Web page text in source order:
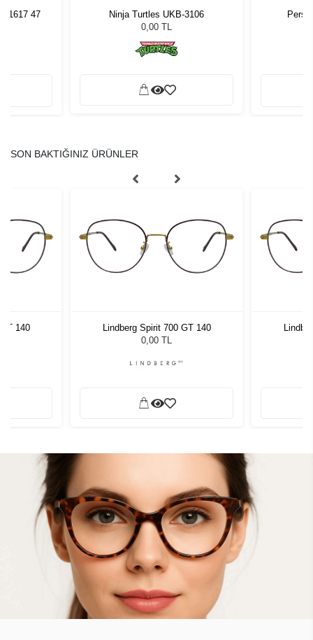
1617 47
Ninja Turtles UKB-3106
0,00 TL
SON BAKTIĞINIZ ÜRÜNLER
140
Lindberg Spirit 700 GT 140
0,00 TL